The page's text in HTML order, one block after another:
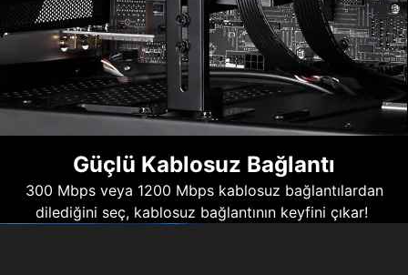
Güçlü Kablosuz Bağlantı
300 Mbps veya 1200 Mbps kablosuz bağlantılardan
dilediğini seç, kablosuz bağlantının keyfini çıkar!